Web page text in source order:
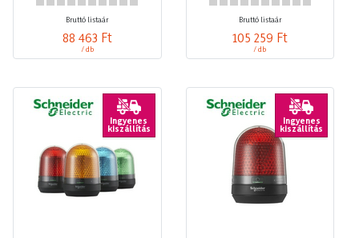
Bruttó listaár
88 463 Ft
/ db
Bruttó listaár
105 259 Ft
/ db
Ingyenes
kiszállítás
Ingyenes
kiszállítás